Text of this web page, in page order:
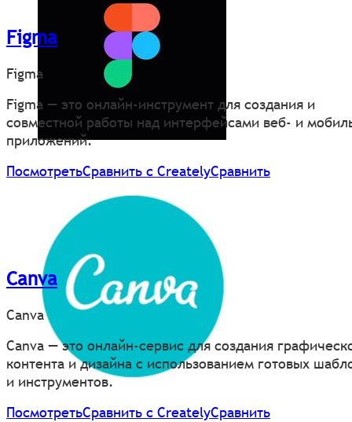
Figma
Figma
Figma — это онлайн-инструмент для создания и
совместной работы над интерфейсами веб- и
приложений.
ПосмотретьСравнить с CreatelyСравнить
Canva
Canva
Canva — это онлайн-сервис для создания
контента и дизайна с использованием готовых
и инструментов.
ПосмотретьСравнить с CreatelyСравнить